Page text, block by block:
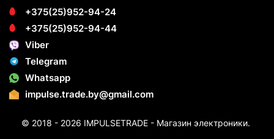
+375(25)952-94-24
+375(25)952-94-44
Viber
Telegram
Whatsapp
impulse.trade.by@gmail.com
© 2018 - 2026 IMPULSETRADE - Магазин электроники.